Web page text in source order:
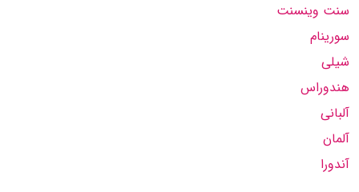
سنت وینسنت
سورینام
شیلی
هندوراس
آلبانی
آلمان
آندورا